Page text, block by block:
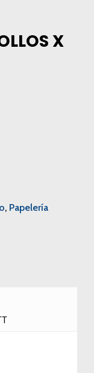
X
, Papelería